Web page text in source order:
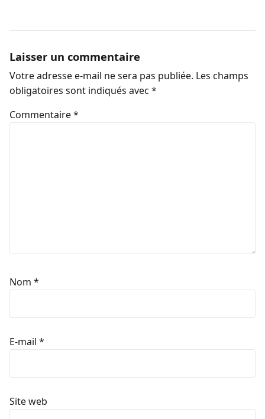
Laisser un commentaire
Votre adresse e-mail ne sera pas publiée. Les champs
obligatoires sont indiqués avec *
Commentaire*
Nom *
E-mail *
Site web